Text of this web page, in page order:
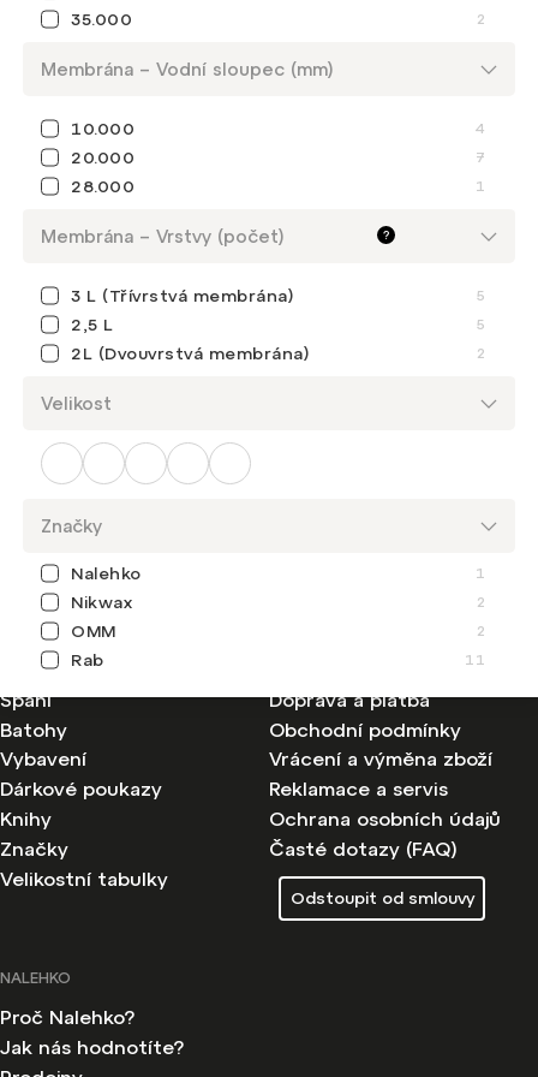
Značky
Nalehko 1
Nikwax 2
OMM 2
Rab 11
35.000 2
Membrána – Vodní sloupec (mm)
10.000 4
20.000 7
28.000 1
Membrána – Vrstvy (počet) ?
3 L (Třívrstvá membrána) 5
2,5 L 5
2L (Dvouvrstvá membrána) 2
Velikost
+420 739 577 362
E-shop
+420 739 219 774
Praha - prodejna (po–pá 12–19)
Všechny kontakty
KATEGORIE
Pánské oblečení
Dámské oblečení
Spaní
Batohy
Vybavení
Dárkové poukazy
Knihy
Značky
Velikostní tabulky
Doprava a platba
Obchodní podmínky
Vrácení a výměna zboží
Reklamace a servis
Ochrana osobních údajů
Časté dotazy (FAQ)
Odstoupit od smlouvy
NALEHKO
Proč Nalehko?
Jak nás hodnotíte?